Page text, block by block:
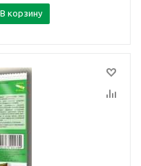
В корзину